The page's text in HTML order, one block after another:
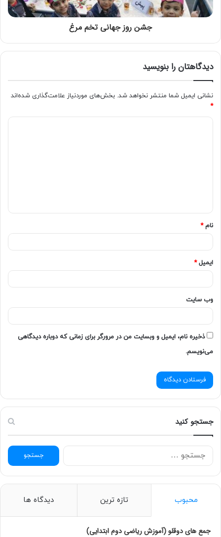
جشن روز جهانی تخم مرغ
دیدگاهتان را بنویسید
نشانی ایمیل شما منتشر نخواهد شد. بخش‌های موردنیاز علامت‌گذاری شده‌اند
*
نام*
ایمیل*
وب‌ سایت
ذخیره نام، ایمیل و وبسایت من در مرورگر برای زمانی که دوباره دیدگاهی
می‌نویسم.
جستجو کنید
ج
س
ج
محبوب تازه ترین دیدگاه ها
جمع های دوقلو (آموزش ریاضی دوم ابتدایی)